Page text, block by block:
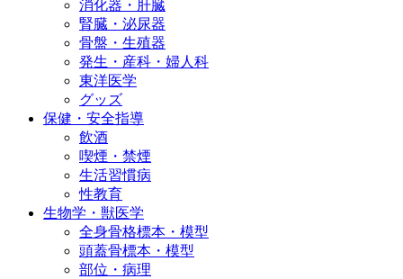
消化器・肝臓
腎臓・泌尿器
骨盤・生殖器
発生・産科・婦人科
東洋医学
グッズ
保健・安全指導
飲酒
喫煙・禁煙
生活習慣病
性教育
生物学・獣医学
全身骨格標本・模型
頭蓋骨標本・模型
部位・病理